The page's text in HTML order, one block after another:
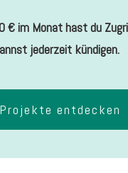
€ im Monat hast du
jederzeit kündigen.
entdecken